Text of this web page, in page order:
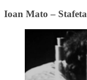
Ioan Mato – Stafeta